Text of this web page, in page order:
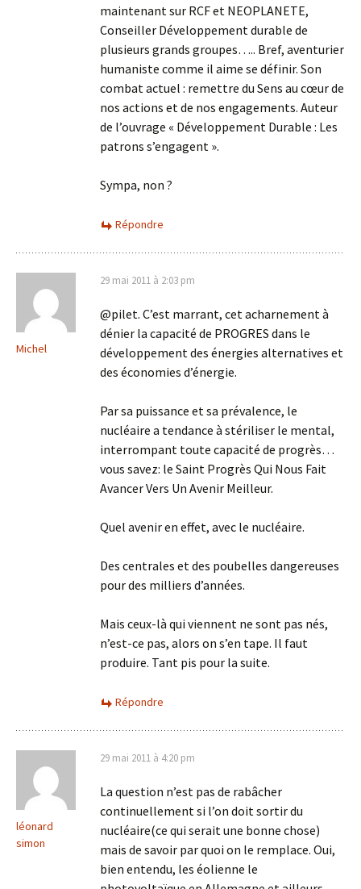
maintenant sur RCF et NEOPLANETE,
Conseiller Développement durable de
plusieurs grands groupes….. Bref, aventurier
humaniste comme il aime se définir. Son
combat actuel : remettre du Sens au cœur de
nos actions et de nos engagements. Auteur
de l’ouvrage « Développement Durable : Les
patrons s’engagent ».
Sympa, non ?
Répondre
Michel
29 mai 2011 à 2:03 pm
@pilet. C’est marrant, cet acharnement à
dénier la capacité de PROGRES dans le
développement des énergies alternatives et
des économies d’énergie.
Par sa puissance et sa prévalence, le
nucléaire a tendance à stériliser le mental,
interrompant toute capacité de progrès…
vous savez: le Saint Progrès Qui Nous Fait
Avancer Vers Un Avenir Meilleur.
Quel avenir en effet, avec le nucléaire.
Des centrales et des poubelles dangereuses
pour des milliers d’années.
Mais ceux-là qui viennent ne sont pas nés,
n’est-ce pas, alors on s’en tape. Il faut
produire. Tant pis pour la suite.
Répondre
léonard
simon
29 mai 2011 à 4:20 pm
La question n’est pas de rabâcher
continuellement si l’on doit sortir du
nucléaire(ce qui serait une bonne chose)
mais de savoir par quoi on le remplace. Oui,
bien entendu, les éolienne le